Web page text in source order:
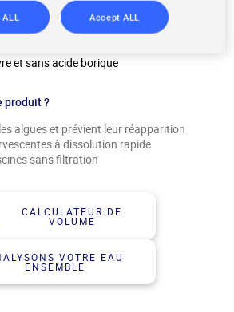
500 g
et sans acide borique
produit ?
algues et prévient leur réapparition
à dissolution rapide
sans filtration
CALCULATEUR DE
VOLUME
VOTRE EAU
ENSEMBLE
Accept ALL